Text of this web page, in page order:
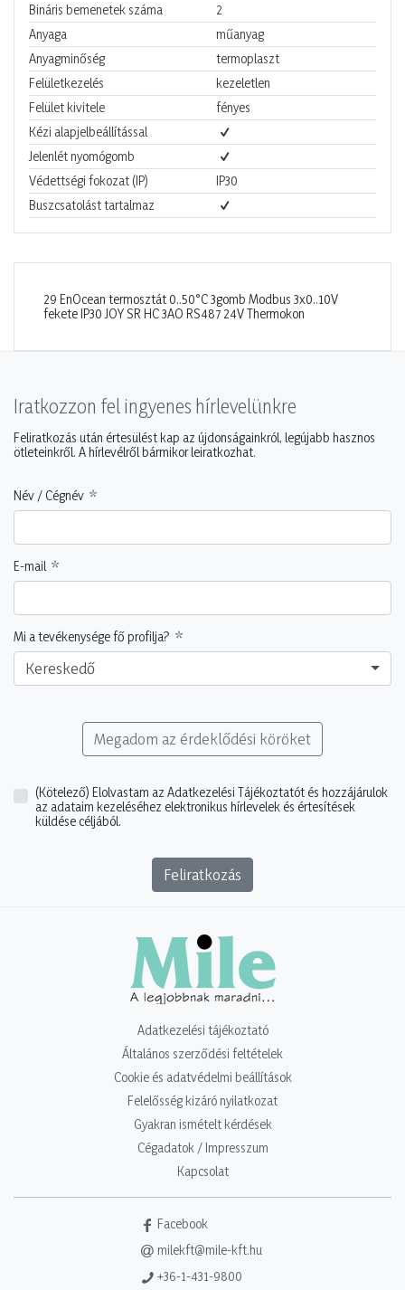
Bináris bemenetek száma
2
Anyaga
műanyag
Anyagminőség
termoplaszt
Felületkezelés
kezeletlen
Felület kivitele
fényes
Kézi alapjelbeállítással
Jelenlét nyomógomb
Védettségi fokozat (IP)
IP30
Buszcsatolást tartalmaz
29 EnOcean termosztát 0..50°C 3gomb Modbus 3x0..10V
fekete IP30 JOY SR HC 3AO RS487 24V Thermokon
Iratkozzon fel ingyenes hírlevelünkre
Feliratkozás után értesülést kap az újdonságainkról, legújabb hasznos
ötleteinkről. A hírlevélről bármikor leiratkozhat.
Név / Cégnév
E-mail
Mi a tevékenysége fő profilja?
Kereskedő
Megadom az érdeklődési köröket
(Kötelező) Elolvastam az Adatkezelési Tájékoztatót és hozzájárulok
az adataim kezeléséhez elektronikus hírlevelek és értesítések
küldése céljából.
Feliratkozás
Adatkezelési tájékoztató
Általános szerződési feltételek
Cookie és adatvédelmi beállítások
Felelősség kizáró nyilatkozat
Gyakran ismételt kérdések
Cégadatok / Impresszum
Kapcsolat
Facebook
milekft@mile-kft.hu
+36-1-431-9800